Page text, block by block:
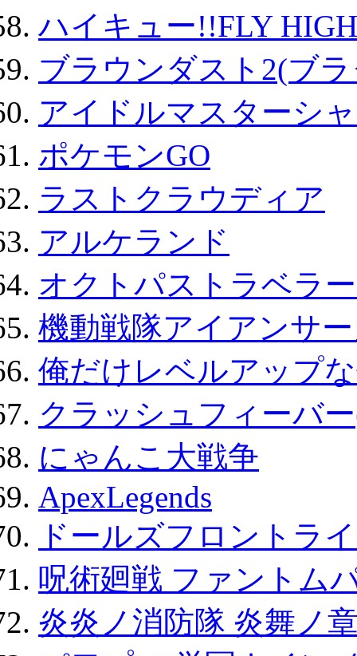
ハイキュー!!FLY HIGH
ブラウンダスト2(ブ
アイドルマスターシ
ポケモンGO
ラストクラウディア
アルケランド
オクトパストラベラ
機動戦隊アイアンサ
俺だけレベルアップ
クラッシュフィーバ
にゃんこ大戦争
ApexLegends
ドールズフロントラ
呪術廻戦 ファントム
炎炎ノ消防隊 炎舞ノ